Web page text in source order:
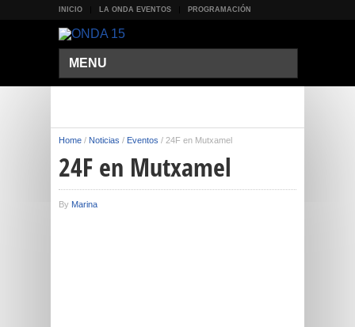
INICIO LA ONDA EVENTOS PROGRAMACIÓN
MENU
Home / Noticias / Eventos / 24F en Mutxamel
24F en Mutxamel
By Marina